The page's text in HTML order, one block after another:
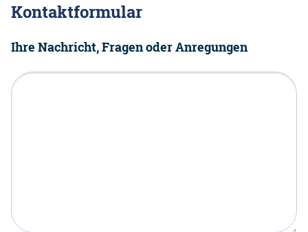
Kontaktformular
Ihre Nachricht, Fragen oder Anregungen